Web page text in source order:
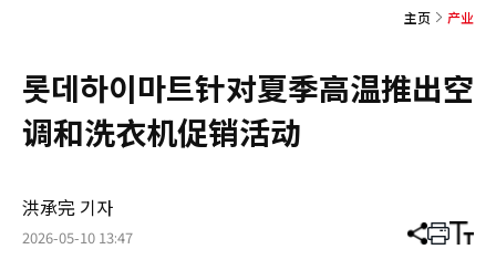
主页 产业
롯데하이마트针对夏季高温推出空
调和洗衣机促销活动
洪承完 기자
2026-05-10 13:47 分 打 调